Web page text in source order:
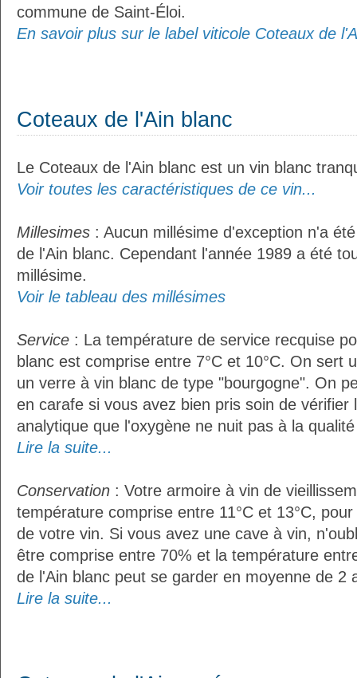
commune de Saint-Éloi.
En savoir plus sur le label viticole Coteaux de
Coteaux de l'Ain blanc
Le Coteaux de l'Ain blanc est un vin blanc
Voir toutes les caractéristiques de ce vin...
Millesimes : Aucun millésime d'exception n'a
de l'Ain blanc. Cependant l'année 1989 a été
millésime.
Voir le tableau des millésimes
Service : La température de service recquise
blanc est comprise entre 7°C et 10°C. On sert
un verre à vin blanc de type "bourgogne". On
en carafe si vous avez bien pris soin de vérifier
analytique que l'oxygène ne nuit pas à la
Lire la suite...
Conservation : Votre armoire à vin de
température comprise entre 11°C et 13°C,
de votre vin. Si vous avez une cave à vin,
être comprise entre 70% et la température
de l'Ain blanc peut se garder en moyenne de 2
Lire la suite...